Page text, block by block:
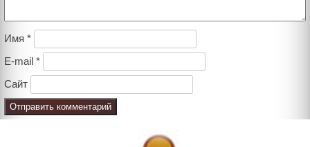
Имя *
E-mail *
Сайт